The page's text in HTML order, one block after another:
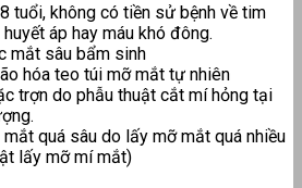
tuổi, không có tiền sử bệnh về tim
áp hay máu khó đông.
mắt sâu bẩm sinh
hóa teo túi mỡ mắt tự nhiên
trợn do phẫu thuật cắt mí hỏng tại
quá sâu do lấy mỡ mắt quá nhiều
lấy mỡ mí mắt)